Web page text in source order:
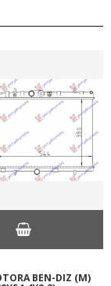
BEN-DIZ (M)